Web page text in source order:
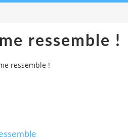
ressemble !
ressemble !